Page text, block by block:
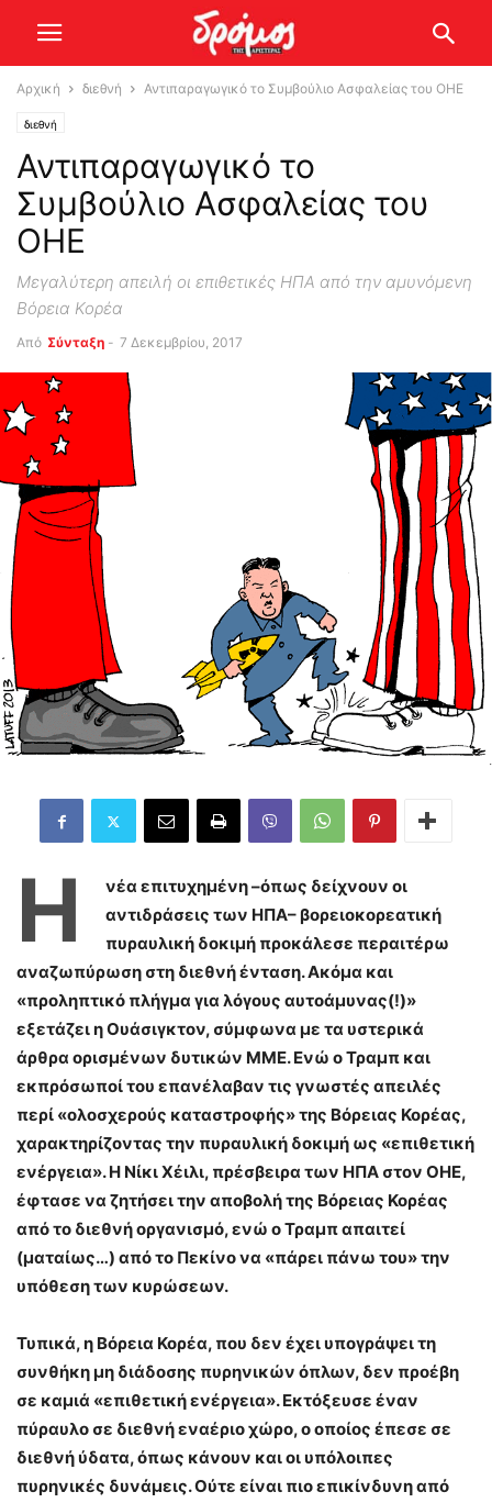
Αρχική διεθνή Αντιπαραγωγικό το Συμβούλιο Ασφαλείας του ΟΗΕ
διεθνή
Αντιπαραγωγικό το
Συμβούλιο Ασφαλείας του
ΟΗΕ
Μεγαλύτερη απειλή οι επιθετικές ΗΠΑ από την αμυνόμενη
Βόρεια Κορέα
Από Σύνταξη - 7 Δεκεμβρίου, 2017
Η
νέα επιτυχημένη –όπως δείχνουν οι
αντιδράσεις των ΗΠΑ– βορειοκορεατική
πυραυλική δοκιμή προκάλεσε περαιτέρω
αναζωπύρωση στη διεθνή ένταση. Ακόμα και
«προληπτικό πλήγμα για λόγους αυτοάμυνας(!)»
εξετάζει η Ουάσιγκτον, σύμφωνα με τα υστερικά
άρθρα ορισμένων δυτικών ΜΜΕ. Ενώ ο Τραμπ και
εκπρόσωποί του επανέλαβαν τις γνωστές απειλές
περί «ολοσχερούς καταστροφής» της Βόρειας Κορέας,
χαρακτηρίζοντας την πυραυλική δοκιμή ως «επιθετική
ενέργεια». Η Νίκι Χέιλι, πρέσβειρα των ΗΠΑ στον ΟΗΕ,
έφτασε να ζητήσει την αποβολή της Βόρειας Κορέας
από το διεθνή οργανισμό, ενώ ο Τραμπ απαιτεί
(ματαίως…) από το Πεκίνο να «πάρει πάνω του» την
υπόθεση των κυρώσεων.
Τυπικά, η Βόρεια Κορέα, που δεν έχει υπογράψει τη
συνθήκη μη διάδοσης πυρηνικών όπλων, δεν προέβη
σε καμιά «επιθετική ενέργεια». Εκτόξευσε έναν
πύραυλο σε διεθνή εναέριο χώρο, ο οποίος έπεσε σε
διεθνή ύδατα, όπως κάνουν και οι υπόλοιπες
πυρηνικές δυνάμεις. Ούτε είναι πιο επικίνδυνη από